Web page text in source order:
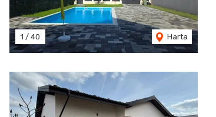
1 / 40 Harta